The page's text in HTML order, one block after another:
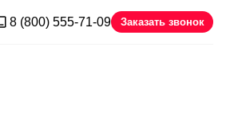
8 (800) 555-71-09 Заказать звонок